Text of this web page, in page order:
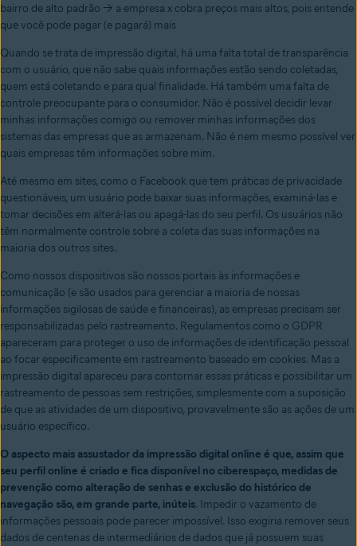
bairro de alto padrão → a empresa x cobra preços mais altos, pois entende
que você pode pagar (e pagará) mais
Quando se trata de impressão digital, há uma falta total de transparência
com o usuário, que não sabe quais informações estão sendo coletadas,
quem está coletando e para qual finalidade. Há também uma falta de
controle preocupante para o consumidor. Não é possível decidir levar
minhas informações comigo ou remover minhas informações dos
sistemas das empresas que as armazenam. Não é nem mesmo possível ver
quais empresas têm informações sobre mim.
Até mesmo em sites, como o Facebook que tem práticas de privacidade
questionáveis, um usuário pode baixar suas informações, examiná-las e
tomar decisões em alterá-las ou apagá-las do seu perfil. Os usuários não
têm normalmente controle sobre a coleta das suas informações na
maioria dos outros sites.
Como nossos dispositivos são nossos portais às informações e
comunicação (e são usados para gerenciar a maioria de nossas
informações sigilosas de saúde e financeiras), as empresas precisam ser
responsabilizadas pelo rastreamento. Regulamentos como o GDPR
apareceram para proteger o uso de informações de identificação pessoal
ao focar especificamente em rastreamento baseado em cookies. Mas a
impressão digital apareceu para contornar essas práticas e possibilitar um
rastreamento de pessoas sem restrições, simplesmente com a suposição
de que as atividades de um dispositivo, provavelmente são as ações de um
usuário específico.
O aspecto mais assustador da impressão digital online é que, assim que
seu perfil online é criado e fica disponível no ciberespaço, medidas de
prevenção como alteração de senhas e exclusão do histórico de
navegação são, em grande parte, inúteis. Impedir o vazamento de
informações pessoais pode parecer impossível. Isso exigiria remover seus
dados de centenas de intermediários de dados que já possuem suas